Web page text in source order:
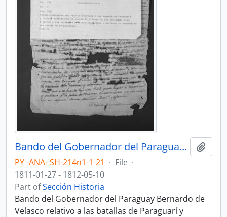
Bando del Gobernador del Paraguay Bernardo de Velasco relativo a las batallas de Paraguarí y Tacuarí contra las fuerzas de Buenos Aires y a la apertura de un empréstito por cuenta de la Provincia.
PY -ANA- SH-214n1-1-21 · File ·
1811-01-27 - 1812-05-10
Part ofSección Historia
Bando del Gobernador del Paraguay Bernardo de
Velasco relativo a las batallas de Paraguarí y